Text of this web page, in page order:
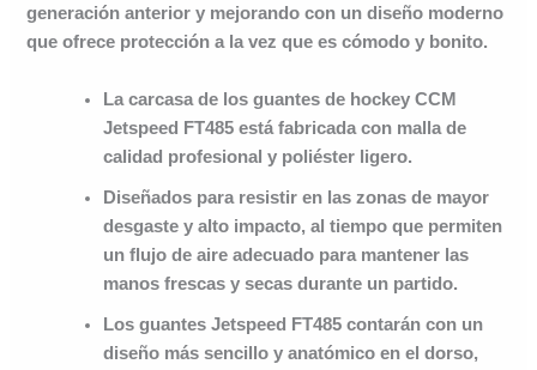
generación anterior y mejorando con un diseño moderno
que ofrece protección a la vez que es cómodo y bonito.
La carcasa de los guantes de hockey CCM
Jetspeed FT485 está fabricada con malla de
calidad profesional y poliéster ligero.
Diseñados para resistir en las zonas de mayor
desgaste y alto impacto, al tiempo que permiten
un flujo de aire adecuado para mantener las
manos frescas y secas durante un partido.
Los guantes Jetspeed FT485 contarán con un
diseño más sencillo y anatómico en el dorso,